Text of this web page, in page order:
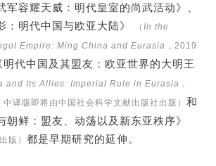
军容耀天威：明代皇室的尚武活动》、
：明代中国与欧亚大陆》
（ In the
Empire: Ming China and Eurasia ，2019
明代中国及其盟友：欧亚世界的大明王
and Its Allies: Imperial Rule in Eurasia ，
译版即将由中国社会科学文献出版社出版） 和
朝鲜：盟友、动荡以及新东亚秩序》
版） 都是早期研究的延伸。